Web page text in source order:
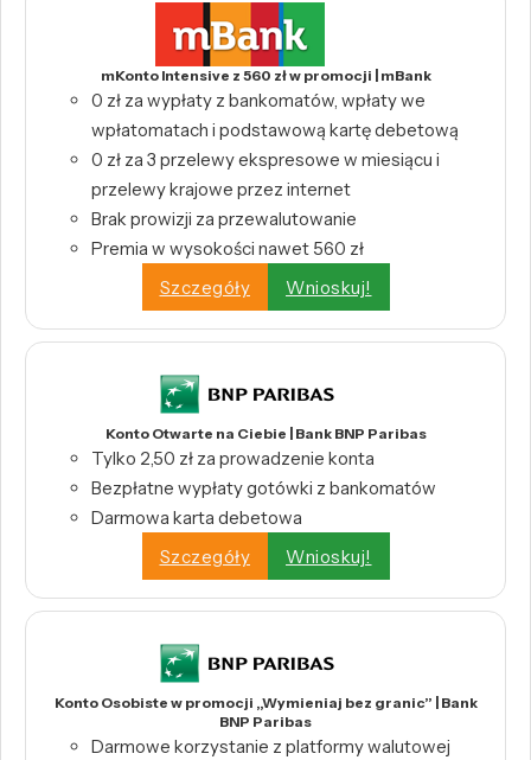
mKonto Intensive z 560 zł w promocji | mBank
0 zł za wypłaty z bankomatów, wpłaty we
wpłatomatach i podstawową kartę debetową
0 zł za 3 przelewy ekspresowe w miesiącu i
przelewy krajowe przez internet
Brak prowizji za przewalutowanie
Premia w wysokości nawet 560 zł
Szczegóły
Wnioskuj!
Konto Otwarte na Ciebie | Bank BNP Paribas
Tylko 2,50 zł za prowadzenie konta
Bezpłatne wypłaty gotówki z bankomatów
Darmowa karta debetowa
Szczegóły
Wnioskuj!
Konto Osobiste w promocji „Wymieniaj bez granic” | Bank
BNP Paribas
Darmowe korzystanie z platformy walutowej